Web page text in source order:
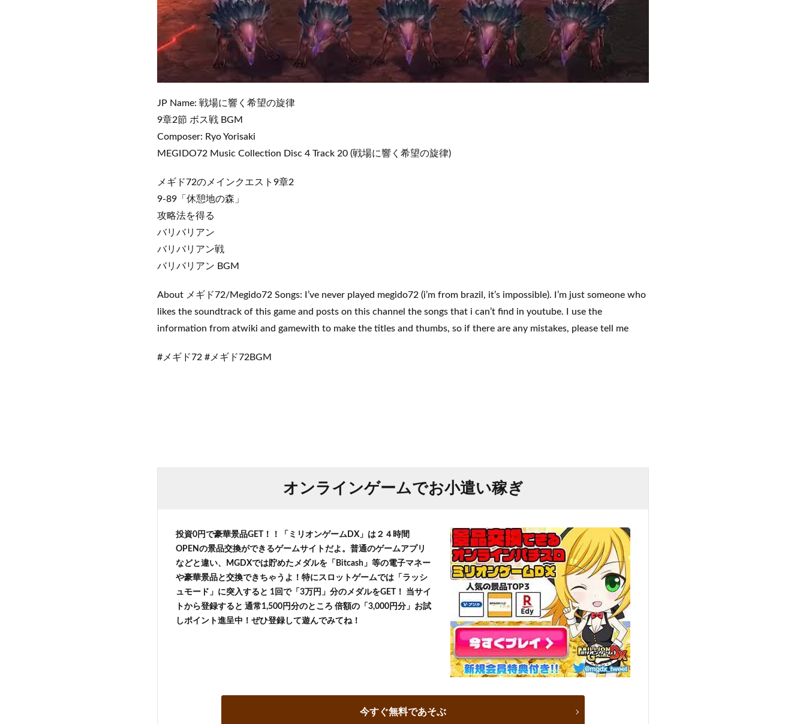
JP Name: 戦場に響く希望の旋律
9章2節 ボス戦 BGM
Composer: Ryo Yorisaki
MEGIDO72 Music Collection Disc 4 Track 20 (戦場に響く希望の旋律)
メギド72のメインクエスト9章2
9-89「休憩地の森」
攻略法を得る
バリバリアン
バリバリアン戦
バリバリアン BGM
About メギド72/Megido72 Songs: I’ve never played megido72 (i’m from brazil, it’s impossible). I’m just someone who
likes the soundtrack of this game and posts on this channel the songs that i can’t find in youtube. I use the
information from atwiki and gamewith to make the titles and thumbs, so if there are any mistakes, please tell me
#メギド72 #メギド72BGM
オンラインゲームでお小遣い稼ぎ
投資0円で豪華景品GET！！「ミリオンゲームDX」は２４時間
OPENの景品交換ができるゲームサイトだよ。普通のゲームアプリ
などと違い、MGDXでは貯めたメダルを「Bitcash」等の電子マネー
や豪華景品と交換できちゃうよ！特にスロットゲームでは「ラッシ
ュモード」に突入すると 1回で「3万円」分のメダルをGET！ 当サイ
トから登録すると 通常1,500円分のところ 倍額の「3,000円分」お試
しポイント進呈中！ぜひ登録して遊んでみてね！
今すぐ無料であそぶ